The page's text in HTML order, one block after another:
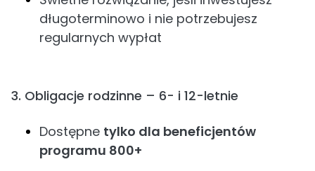
długoterminowo i nie potrzebujesz
regularnych wypłat
3. Obligacje rodzinne – 6- i 12-letnie
Dostępne tylko dla beneficjentów
programu 800+